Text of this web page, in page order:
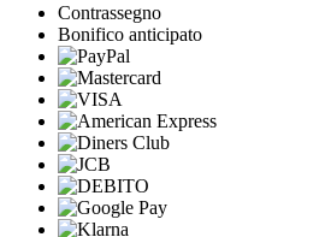
Contrassegno
Bonifico anticipato